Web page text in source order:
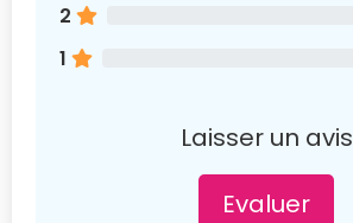
2
1
Laisser un avis
Evaluer